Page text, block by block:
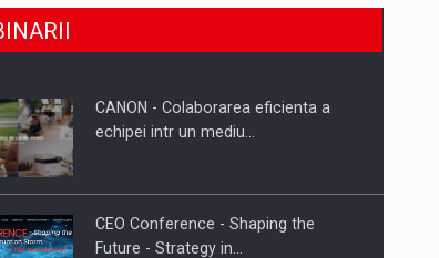
intr-o tranzactie de peste 25…
Producatorii si comerciantii care nu
Proteinmaxxing and the Future of
CANON - Colaborarea eficienta a
echipei intr un mediu…
CEO Conference - Shaping the
Future - Strategy in…